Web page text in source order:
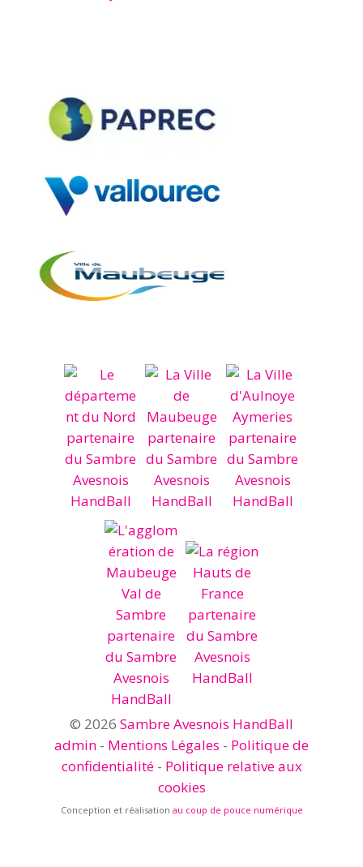
© 2026 Sambre Avesnois HandBall
admin - Mentions Légales - Politique de
confidentialité- Politique relative aux
cookies
Conception et réalisation au coup de pouce numérique